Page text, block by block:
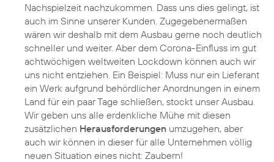
Nachspielzeit nachzukommen. Dass uns dies gelingt, ist
auch im Sinne unserer Kunden. Zugegebenermaßen
wären wir deshalb mit dem Ausbau gerne noch deutlich
schneller und weiter. Aber dem Corona-Einfluss im gut
achtwöchigen weltweiten Lockdown können auch wir
uns nicht entziehen. Ein Beispiel: Muss nur ein Lieferant
ein Werk aufgrund behördlicher Anordnungen in einem
Land für ein paar Tage schließen, stockt unser Ausbau.
Wir geben uns alle erdenkliche Mühe mit diesen
zusätzlichen Herausforderungen umzugehen, aber
auch wir können in dieser für alle Unternehmen völlig
neuen Situation eines nicht: Zaubern!